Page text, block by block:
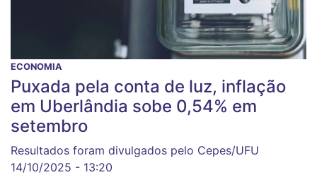
ECONOMIA
Puxada pela conta de luz, inflação
em Uberlândia sobe 0,54% em
setembro
Resultados foram divulgados pelo Cepes/UFU
14/10/2025 - 13:20